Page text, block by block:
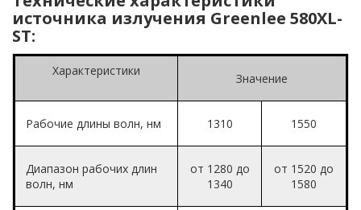
источника излучения Greenlee 580XL-
ST:
Характеристики
Значение
Рабочие длины волн, нм 1310 1550
Диапазон рабочих длин
волн, нм
от 1280 до
1340
от 1520 до
1580